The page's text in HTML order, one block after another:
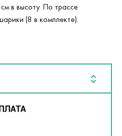
в высоту. По трассе
(8 в комплекте).